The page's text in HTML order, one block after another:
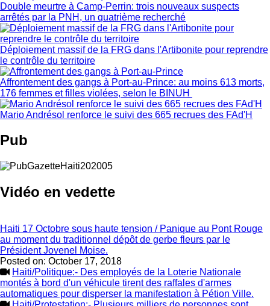
Double meurtre à Camp-Perrin: trois nouveaux suspects
arrêtés par la PNH, un quatrième recherché
Déploiement massif de la FRG dans l'Artibonite pour reprendre
le contrôle du territoire
Affrontement des gangs à Port-au-Prince: au moins 613 morts,
176 femmes et filles violées, selon le BINUH
Mario Andrésol renforce le suivi des 665 recrues des FAd'H
Pub
Vidéo en vedette
Haiti 17 Octobre sous haute tension / Panique au Pont Rouge
au moment du traditionnel dépôt de gerbe fleurs par le
Président Jovenel Moise.
Posted on: October 17, 2018
Haiti/Politique:- Des employés de la Loterie Nationale
montés à bord d'un véhicule tirent des raffales d'armes
automatiques pour disperser la manifestation à Pétion Ville.